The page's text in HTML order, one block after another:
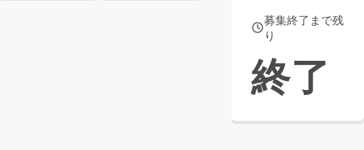
募集終了まで残
り
終了